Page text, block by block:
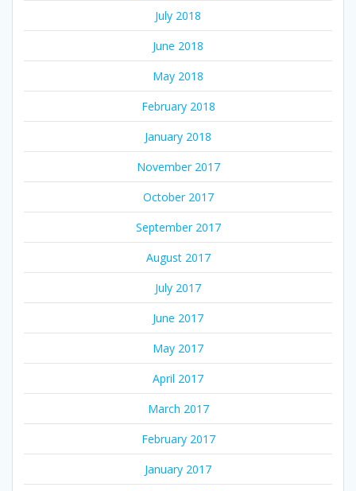
July 2018
June 2018
May 2018
February 2018
January 2018
November 2017
October 2017
September 2017
August 2017
July 2017
June 2017
May 2017
April 2017
March 2017
February 2017
January 2017